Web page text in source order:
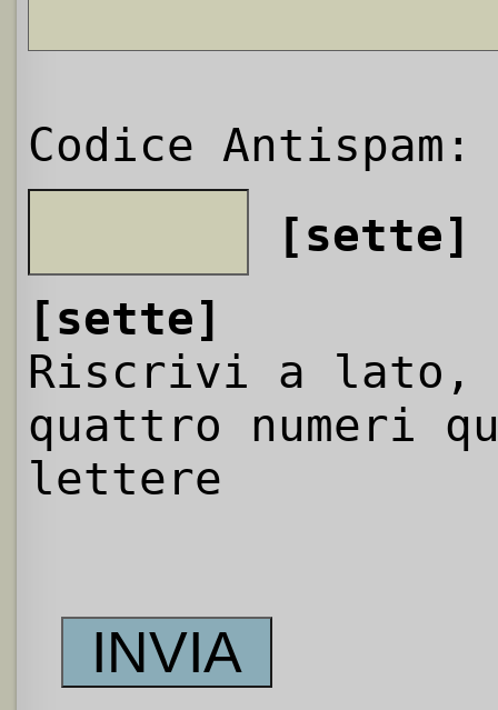
Codice Antispam:
[sette]
[sette]
Riscrivi a
quattro numeri
lettere